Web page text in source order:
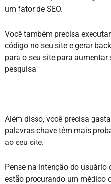
um fator de SEO.
Você também precisa
código no seu site e gerar
para o seu site para aumentar
pesquisa.
Além disso, você precisa
palavras-chave têm mais
ao seu site.
Pense na intenção do usuário
estão procurando um médico